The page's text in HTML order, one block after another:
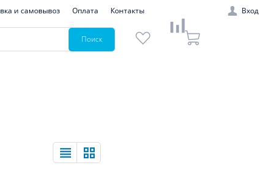
и самовывоз Оплата Контакты Вход
Поиск